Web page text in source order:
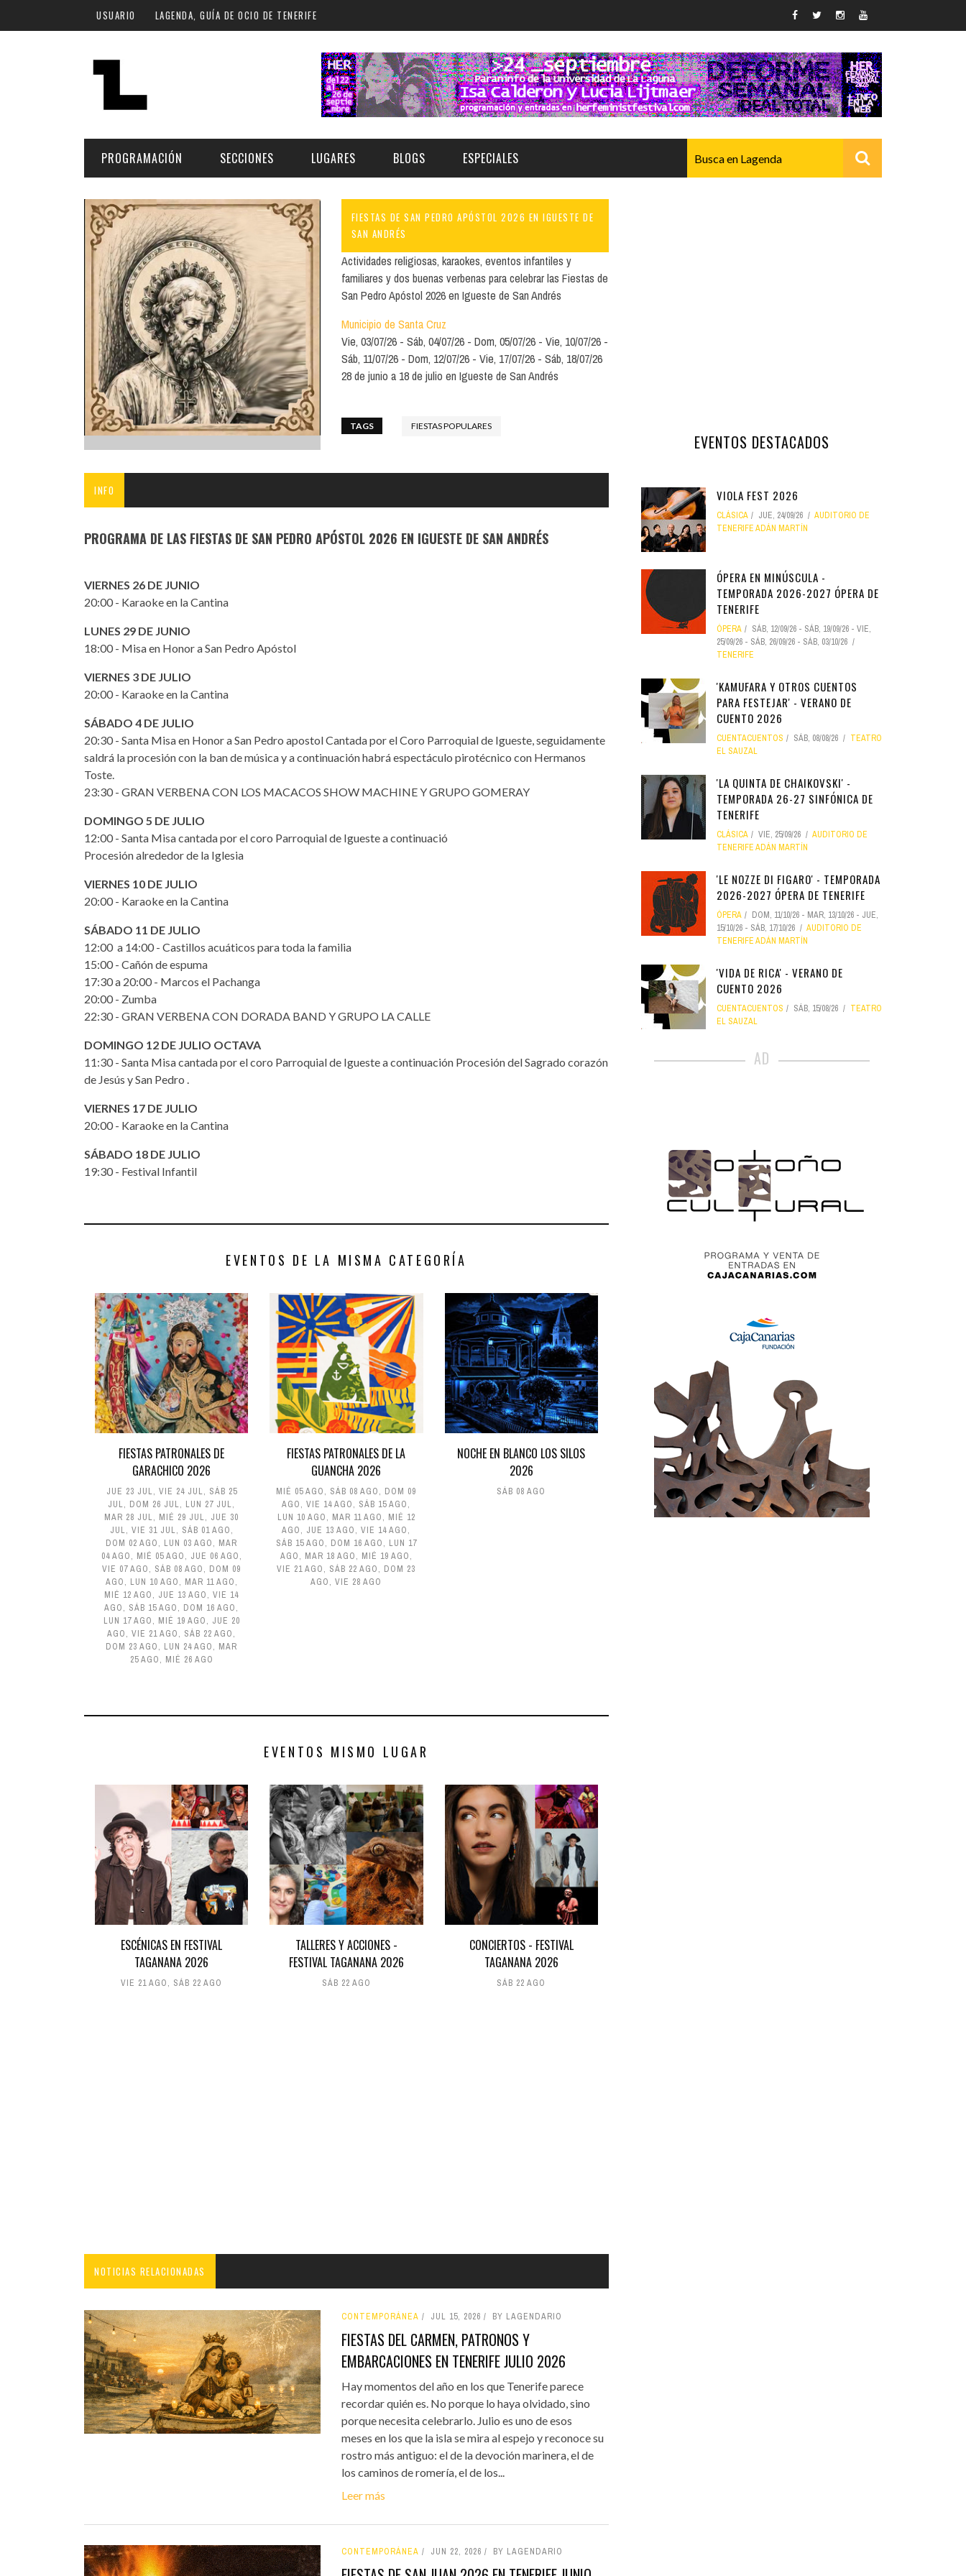
Pasar al contenido principal
USUARIO LAGENDA, GUÍA DE OCIO DE TENERIFE
PROGRAMACIÓN
FECHA
Hoy
Plan Finde
LUGAR
Norte
Santa Cruz | La Laguna
Islas
Cultura
Deporte y Naturaleza
Infantil
SECCIONES
MÚSICA
ESCÉNICAS
CULTURA
GASTRONOMÍA
INFANTIL
LUGARES
ARTE | MUSEOS
SALAS Y AUDITORIOS
ESPACIOS CULTURALES
LOCALES CON ACTUACIONES
COMERCIO
GASTRO
FORMATIVO
BLOGS ESPECIALES
FESTIVAL BOREAL 2026
FESTIVAL TAGANANA 2026
TENERIFE PHE FESTIVAL 2026
FIESTAS DE SAN PEDRO APÓSTOL 2026 EN IGUESTE DE
SAN ANDRÉS
Actividades religiosas, karaokes, eventos infantiles y
familiares y dos buenas verbenas para celebrar las Fiestas de
San Pedro Apóstol 2026 en Igueste de San Andrés
Municipio de Santa Cruz
Vie, 03/07/26
Sáb, 04/07/26 Dom, 05/07/26
Vie, 10/07/26
Sáb, 11/07/26
Dom, 12/07/26 Vie, 17/07/26
Sáb, 18/07/26
28 de junio a 18 de julio en Igueste de San Andrés
TAGS FIESTAS POPULARES
INFO
PROGRAMA DE LAS FIESTAS DE SAN PEDRO APÓSTOL 2026 EN IGUESTE DE SAN ANDRÉS
VIERNES 26 DE JUNIO
20:00 - Karaoke en la Cantina
LUNES 29 DE JUNIO
18:00 - Misa en Honor a San Pedro Apóstol
VIERNES 3 DE JULIO
20:00 - Karaoke en la Cantina
SÁBADO 4 DE JULIO
20:30 - Santa Misa en Honor a San Pedro apostol Cantada por el Coro Parroquial de Igueste, seguidamente
saldrá la procesión con la ban de música y a continuación habrá espectáculo pirotécnico con Hermanos
Toste.
23:30 - GRAN VERBENA CON LOS MACACOS SHOW MACHINE Y GRUPO GOMERAY
DOMINGO 5 DE JULIO
12:00 - Santa Misa cantada por el coro Parroquial de Igueste a continuació
Procesión alrededor de la Iglesia
VIERNES 10 DE JULIO
20:00 - Karaoke en la Cantina
SÁBADO 11 DE JULIO
12:00 a 14:00 - Castillos acuáticos para toda la familia
15:00 - Cañón de espuma
17:30 a 20:00 - Marcos el Pachanga
20:00 - Zumba
22:30 - GRAN VERBENA CON DORADA BAND Y GRUPO LA CALLE
DOMINGO 12 DE JULIO OCTAVA
11:30 - Santa Misa cantada por el coro Parroquial de Igueste a continuación Procesión del Sagrado corazón
de Jesús y San Pedro .
VIERNES 17 DE JULIO
20:00 - Karaoke en la Cantina
SÁBADO 18 DE JULIO
19:30 - Festival Infantil
EVENTOS DE LA MISMA CATEGORÍA
FIESTAS PATRONALES DE
GARACHICO 2026
JUE 23 JUL, VIE 24 JUL, SÁB 25
JUL, DOM 26 JUL, LUN 27 JUL,
MAR 28 JUL, MIÉ 29 JUL, JUE 30
JUL, VIE 31 JUL, SÁB 01 AGO,
DOM 02 AGO, LUN 03 AGO, MAR
04 AGO, MIÉ 05 AGO, JUE 06 AGO,
VIE 07 AGO, SÁB 08 AGO, DOM 09
AGO, LUN 10 AGO, MAR 11 AGO,
MIÉ 12 AGO, JUE 13 AGO,VIE 14
AGO, SÁB 15 AGO, DOM 16 AGO,
LUN 17 AGO, MIÉ 19 AGO, JUE 20
AGO,VIE 21 AGO, SÁB 22 AGO,
DOM 23 AGO, LUN 24 AGO, MAR
25 AGO, MIÉ 26 AGO
FIESTAS PATRONALES DE LA
GUANCHA 2026
MIÉ 05 AGO, SÁB 08 AGO, DOM 09
AGO,VIE 14 AGO, SÁB 15 AGO,
LUN 10 AGO, MAR 11 AGO, MIÉ 12
AGO, JUE 13 AGO,VIE 14 AGO,
SÁB 15 AGO, DOM 16 AGO, LUN 17
AGO, MAR 18 AGO, MIÉ 19 AGO,
VIE 21 AGO, SÁB 22 AGO, DOM 23
AGO,VIE 28 AGO
NOCHE EN BLANCO LOS SILOS
2026
SÁB 08 AGO
EVENTOS MISMO LUGAR
ESCÉNICAS EN FESTIVAL
TAGANANA 2026
VIE 21 AGO, SÁB 22 AGO
TALLERES Y ACCIONES -
FESTIVAL TAGANANA 2026
SÁB 22 AGO
CONCIERTOS - FESTIVAL
TAGANANA 2026
SÁB 22 AGO
NOTICIAS RELACIONADAS
CONTEMPORÁNEA JUL 15, 2026 BY LAGENDARIO
FIESTAS DEL CARMEN, PATRONOS Y
EMBARCACIONES EN TENERIFE JULIO 2026
Hay momentos del año en los que Tenerife parece
recordar quién es. No porque lo haya olvidado, sino
porque necesita celebrarlo. Julio es uno de esos
meses en los que la isla se mira al espejo y reconoce su
rostro más antiguo: el de la devoción marinera, el de
los caminos de romería, el de los...
Leer más
CONTEMPORÁNEA JUN 22, 2026 BY LAGENDARIO
EVENTOS DESTACADOS
VIOLA FEST 2026
CLÁSICA JUE, 24/09/26
AUDITORIO DE
TENERIFE ADÁN MARTÍN
ÓPERA EN MINÚSCULA -
TEMPORADA 2026-2027 ÓPERA DE
TENERIFE
ÓPERA SÁB, 12/09/26 - SÁB, 19/09/26 - VIE,
25/09/26 - SÁB, 26/09/26 - SÁB, 03/10/26
TENERIFE
'KAMUFARA Y OTROS CUENTOS
PARA FESTEJAR' - VERANO DE
CUENTO 2026
CUENTACUENTOS SÁB, 08/08/26
TEATRO
EL SAUZAL
'LA QUINTA DE CHAIKOVSKI' -
TEMPORADA 26-27 SINFÓNICA DE
TENERIFE
CLÁSICA VIE, 25/09/26
AUDITORIO DE
TENERIFE ADÁN MARTÍN
'LE NOZZE DI FIGARO' - TEMPORADA
2026-2027 ÓPERA DE TENERIFE
ÓPERA DOM, 11/10/26 - MAR, 13/10/26 - JUE,
15/10/26 - SÁB, 17/10/26
AUDITORIO DE
TENERIFE ADÁN MARTÍN
'VIDA DE RICA' - VERANO DE
CUENTO 2026
CUENTACUENTOS SÁB, 15/08/26
TEATRO
EL SAUZAL
AD